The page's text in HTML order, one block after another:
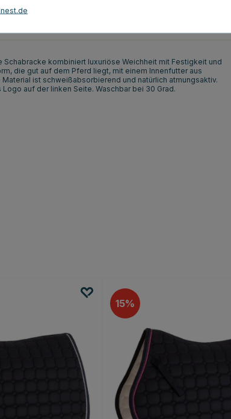
kombiniert luxuriöse Weichheit mit Festigkeit und
die gut auf dem Pferd liegt, mit einem Innenfutter aus
ist schweißabsorbierend und natürlich atmungsaktiv.
auf der linken Seite. Waschbar bei 30 Grad.
15